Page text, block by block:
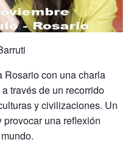
Rosario con una charla
través de un recorrido
y civilizaciones. Un
provocar una reflexión